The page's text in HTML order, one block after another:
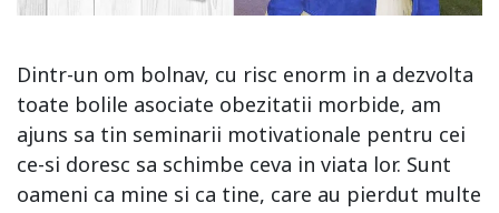
Dintr-un om bolnav, cu risc enorm in a dezvolta
toate bolile asociate obezitatii morbide, am
ajuns sa tin seminarii motivationale pentru cei
ce-si doresc sa schimbe ceva in viata lor. Sunt
oameni ca mine si ca tine, care au pierdut multe